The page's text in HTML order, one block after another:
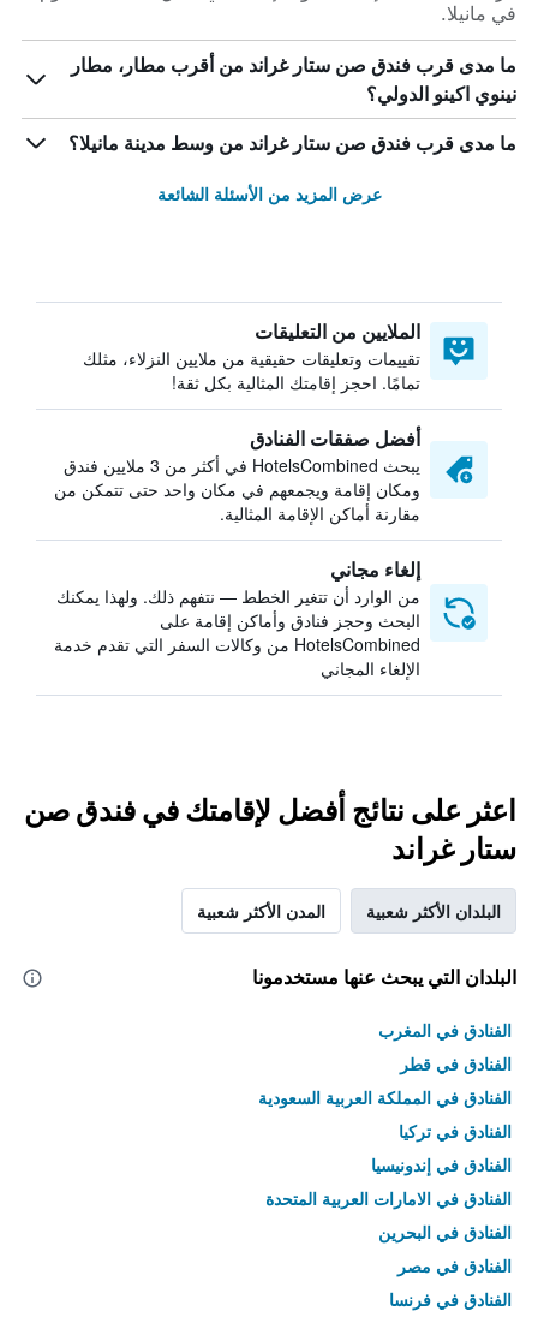
في مانيلا.
ما مدى قرب فندق صن ستار غراند من أقرب مطار، مطار
نينوي اكينو الدولي؟
ما مدى قرب فندق صن ستار غراند من وسط مدينة مانيلا؟
عرض المزيد من الأسئلة الشائعة
الملايين من التعليقات
تقييمات وتعليقات حقيقية من ملايين النزلاء، مثلك
تمامًا. احجز إقامتك المثالية بكل ثقة!
أفضل صفقات الفنادق
يبحث HotelsCombined في أكثر من 3 ملايين فندق
ومكان إقامة ويجمعهم في مكان واحد حتى تتمكن من
مقارنة أماكن الإقامة المثالية.
إلغاء مجاني
من الوارد أن تتغير الخطط — نتفهم ذلك. ولهذا يمكنك
البحث وحجز فنادق وأماكن إقامة على
HotelsCombined من وكالات السفر التي تقدم خدمة
الإلغاء المجاني
اعثر على نتائج أفضل لإقامتك في فندق صن
ستار غراند
البلدان الأكثر شعبية المدن الأكثر شعبية
البلدان التي يبحث عنها مستخدمونا
الفنادق في المغرب
الفنادق في قطر
الفنادق في المملكة العربية السعودية
الفنادق في تركيا
الفنادق في إندونيسيا
الفنادق في الامارات العربية المتحدة
الفنادق في البحرين
الفنادق في مصر
الفنادق في فرنسا